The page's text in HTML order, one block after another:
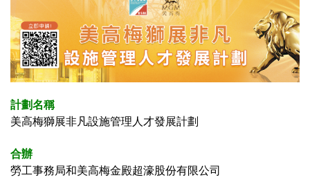
計劃名稱
美高梅獅展非凡設施管理人才發展計劃
合辦
勞工事務局和美高梅金殿超濠股份有限公司